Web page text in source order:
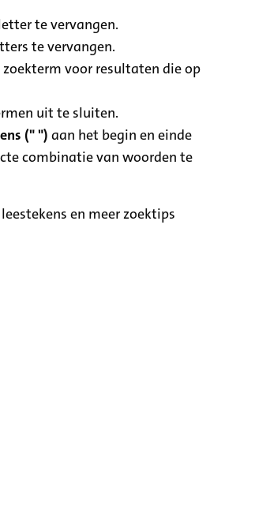
te vervangen.
te vervangen.
voor resultaten die op
uit te sluiten.
(" ") aan het begin en einde
combinatie van woorden te
en meer zoektips